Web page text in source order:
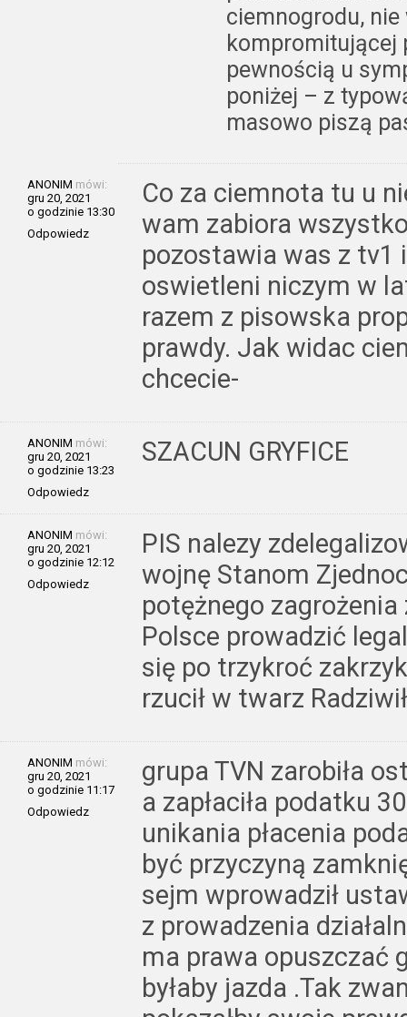
ciemnogrodu,
kompromitującej
pewnością u
poniżej – z
masowo piszą
ANONIM mówi:
gru 20, 2021
o godzinie 13:30
Odpowiedz
Co za ciemnota tu u
wam zabiora
pozostawia was z tv1
oswietleni niczym w
razem z pisowska
prawdy. Jak widac
chcecie-
ANONIM mówi:
gru 20, 2021
o godzinie 13:23
Odpowiedz
SZACUN GRYFICE
ANONIM mówi:
gru 20, 2021
o godzinie 12:12
Odpowiedz
PIS nalezy
wojnę Stanom
potężnego
Polsce prowadzić
się po trzykroć
rzucił w twarz
ANONIM mówi:
gru 20, 2021
o godzinie 11:17
Odpowiedz
grupa TVN zarobiła
a zapłaciła podatku
unikania płacenia
być przyczyną
sejm wprowadził
z prowadzenia
ma prawa opuszczać
byłaby jazda .Tak